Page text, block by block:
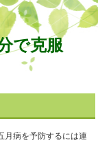
で克服
月病を予防するには連